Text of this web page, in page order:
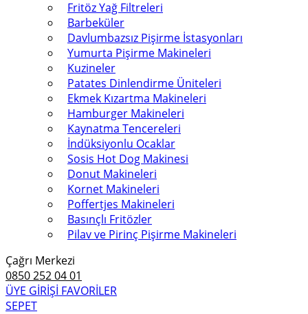
Fritöz Yağ Filtreleri
Barbeküler
Davlumbazsız Pişirme İstasyonları
Yumurta Pişirme Makineleri
Kuzineler
Patates Dinlendirme Üniteleri
Ekmek Kızartma Makineleri
Hamburger Makineleri
Kaynatma Tencereleri
İndüksiyonlu Ocaklar
Sosis Hot Dog Makinesi
Donut Makineleri
Kornet Makineleri
Poffertjes Makineleri
Basınçlı Fritözler
Pilav ve Pirinç Pişirme Makineleri
Çağrı Merkezi
0850 252 04 01
ÜYE GİRİŞİ FAVORİLER
SEPET